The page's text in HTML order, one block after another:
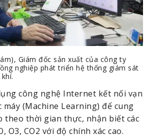
Giám đốc sản xuất của công ty
nghiệp phát triển hệ thống giám sát
công nghệ Internet kết nối vạn
máy (Machine Learning) để cung
theo thời gian thực, nhận biết các
O3, CO2 với độ chính xác cao.